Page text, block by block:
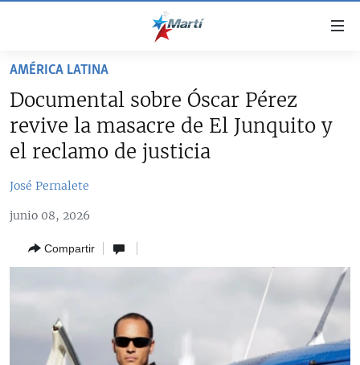
accesibilidad
contenido
principal
navegación
principal
búsqueda
SOBRE CUBA
ESTADOS UNIDOS
DEPORTES
OPINIÓN GRÁFICA
AUDIOVISUALES MARTÍ
AMÉRICA LATINA
Documental sobre Óscar Pérez
revive la masacre de El Junquito y
el reclamo de justicia
José Pernalete
junio 08, 2026
Compartir